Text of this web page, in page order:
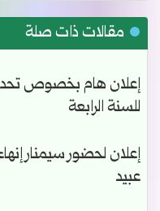
مقالات ذات صلة
إعلان هام بخصوص
للسنة الرابعة
إعلان لحضور سيمنار
عبيد